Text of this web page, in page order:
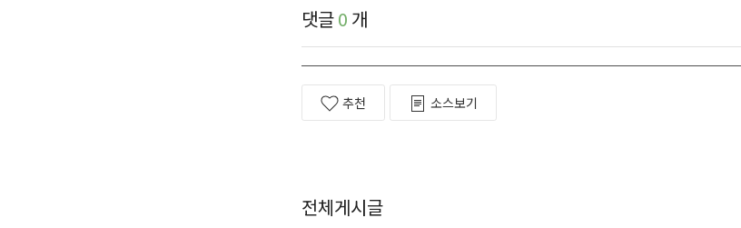
댓글0 개
추천 소스보기
전체게시글